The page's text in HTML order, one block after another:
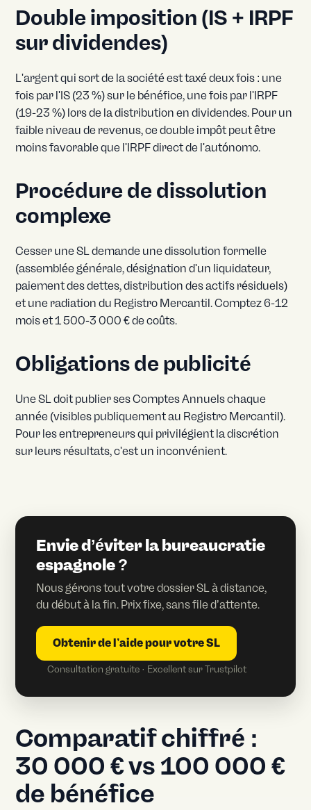
Double imposition (IS + IRPF
sur dividendes)
L'argent qui sort de la société est taxé deux fois : une
fois par l'IS (23 %) sur le bénéfice, une fois par l'IRPF
(19-23 %) lors de la distribution en dividendes. Pour un
faible niveau de revenus, ce double impôt peut être
moins favorable que l'IRPF direct de l'autónomo.
Procédure de dissolution
complexe
Cesser une SL demande une dissolution formelle
(assemblée générale, désignation d'un liquidateur,
paiement des dettes, distribution des actifs résiduels)
et une radiation du Registro Mercantil. Comptez 6-12
mois et 1 500-3 000 € de coûts.
Obligations de publicité
Une SL doit publier ses Comptes Annuels chaque
année (visibles publiquement au Registro Mercantil).
Pour les entrepreneurs qui privilégient la discrétion
sur leurs résultats, c'est un inconvénient.
Envie d’éviter la bureaucratie
espagnole ?
Nous gérons tout votre dossier SL à distance,
du début à la fin. Prix fixe, sans file d’attente.
Obtenir de l’aide pour votre SL
Consultation gratuite · Excellent sur Trustpilot
Comparatif chiffré :
30 000 € vs 100 000 €
de bénéfice